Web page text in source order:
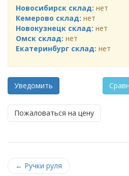
Новосибирск склад: нет
Кемерово склад: нет
Новокузнецк склад: нет
Омск склад: нет
Екатеринбург склад: нет
Уведомить
Пожаловаться на цену
← Ручки руля